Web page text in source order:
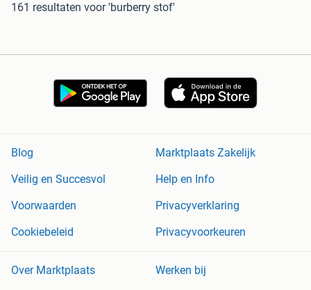
161 resultaten voor 'burberry stof'
Blog
Marktplaats Zakelijk
Veilig en Succesvol
Help en Info
Voorwaarden
Privacyverklaring
Cookiebeleid
Privacyvoorkeuren
Over Marktplaats Werken bij